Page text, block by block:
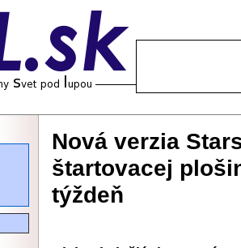
Nová verzia
štartovacej
týždeň